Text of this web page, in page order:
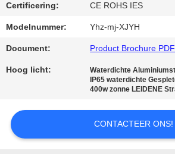
CITAAT
SITEMAP
POLICY
Certificering: CE ROHS IES
Modelnummer: Yhz-mj-XJYH
Document: Product Brochure PDF
Hoog licht: Waterdichte
IP65 waterdichte
400w zonne LEIDENE
CONTACTEER ONS!